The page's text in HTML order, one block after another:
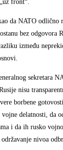
front“.
da NATO odlično
bez odgovora
između
sekretara
nisu
borbene
delatnosti, da
i da ih rusko
nivoa